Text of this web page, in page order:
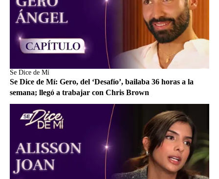
Se Dice de Mí
Se Dice de Mí: Gero, del ‘Desafío’, bailaba 36 horas a la
semana; llegó a trabajar con Chris Brown